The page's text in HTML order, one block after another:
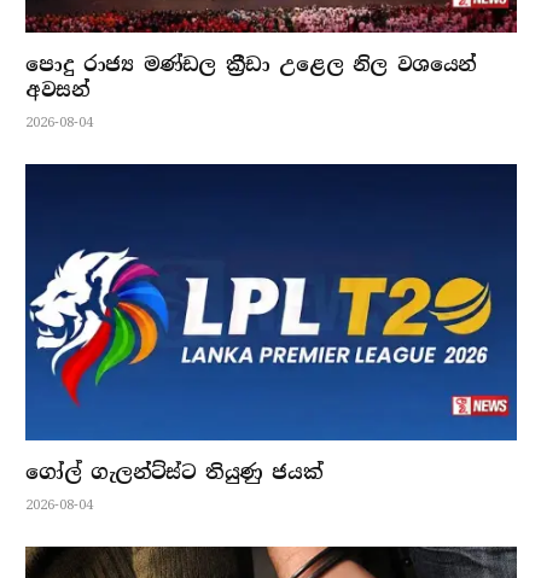
පොදු රාජ්‍ය මණ්ඩල ක්‍රීඩා උළෙල නිල වශයෙන්
අවසන්
2026-08-04
ගෝල් ගැලන්ට්ස්ට තියුණු ජයක්
2026-08-04